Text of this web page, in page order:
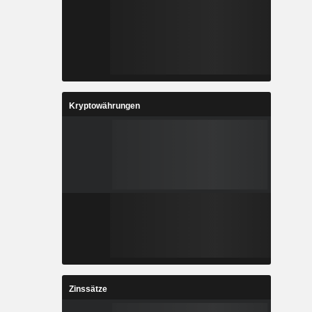
Kryptowährungen
Zinssätze